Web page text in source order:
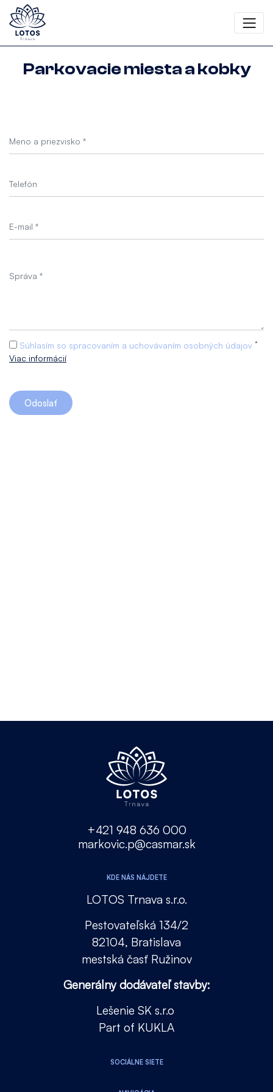
Parkovacie miesta a kobky
Súhlasím so spracovaním a uchovávaním osobných údajov *
Viac informácií
Odoslať
+421 948 636 000
markovic.p@casmar.sk
KDE NÁS NÁJDETE
LOTOS Trnava s.r.o.
Pestovateľská 134/2
82104, Bratislava
mestská časť Ružinov
Generálny dodávateľ stavby:
Lešenie SK s.r.o
Part of KUKLA
SOCIÁLNE SIETE